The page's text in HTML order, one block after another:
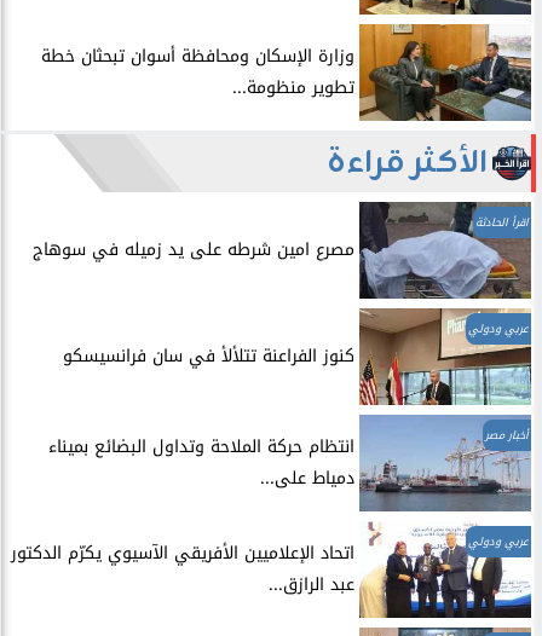
وزارة الإسكان ومحافظة أسوان تبحثان خطة
تطوير منظومة...
الأكثر قراءة
اقرأ الحادثة
مصرع امين شرطه على يد زميله في سوهاج
عربي ودولي
​كنوز الفراعنة تتلألأ في سان فرانسيسكو
أخبار مصر
انتظام حركة الملاحة وتداول البضائع بميناء
دمياط على...
عربي ودولي
اتحاد الإعلاميين الأفريقي الآسيوي يكرّم الدكتور
عبد الرازق...